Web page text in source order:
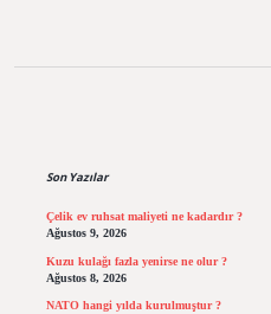
Son Yazılar
Çelik ev ruhsat maliyeti ne kadardır ?
Ağustos 9, 2026
Kuzu kulağı fazla yenirse ne olur ?
Ağustos 8, 2026
NATO hangi yılda kurulmuştur ?